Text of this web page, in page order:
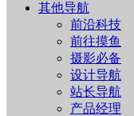
其他导航
前沿科技
前往摸鱼
摄影必备
设计导航
站长导航
产品经理